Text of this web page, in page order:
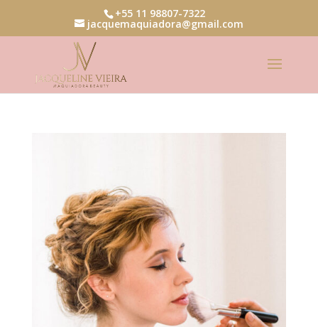
+55 11 98807-7322
jacquemaquiadora@gmail.com